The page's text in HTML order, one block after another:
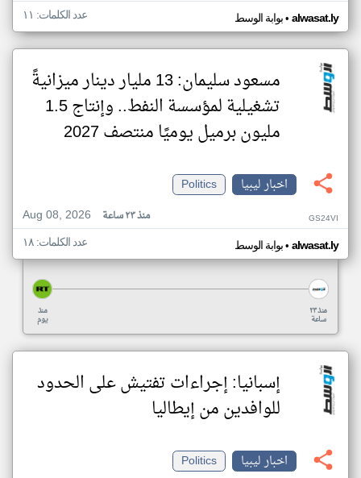
بوابة الوسط• alwasat.ly عدد الكلمات: ١١
مسعود سليمان: 13 مليار دينار ميزانيةً
تشغيلية لمؤسسة النفط.. وإنتاج 1.5
مليون برميل يوميًا منتصف 2027
اخبار ليبيا
Politics
Aug 08, 2026
منذ ٢٣ ساعة GS24VI
بوابة الوسط• alwasat.ly عدد الكلمات: ١٨
منذ
يوم
منذ ٢٣
ساعة
إسبانيا: إجراءات تفتيش على الحدود
للوافدين من إيطاليا
اخبار ليبيا
Politics